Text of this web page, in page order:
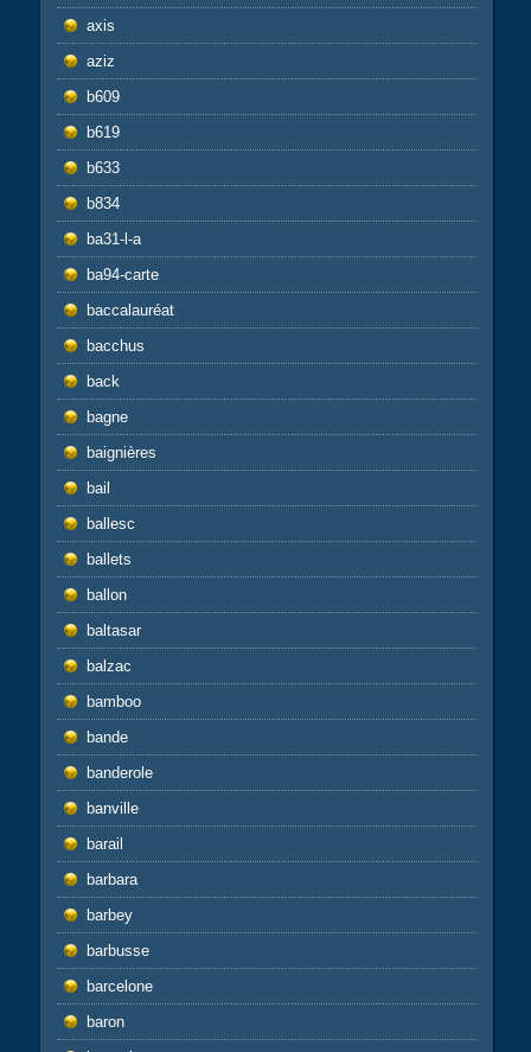
axis
aziz
b609
b619
b633
b834
ba31-l-a
ba94-carte
baccalauréat
bacchus
back
bagne
baignières
bail
ballesc
ballets
ballon
baltasar
balzac
bamboo
bande
banderole
banville
barail
barbara
barbey
barbusse
barcelone
baron